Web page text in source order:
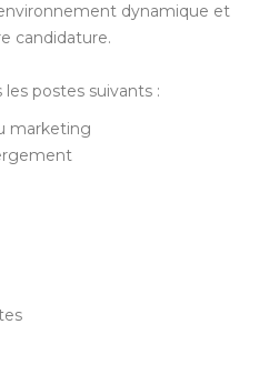
dynamique et
candidature.
postes suivants :
marketing